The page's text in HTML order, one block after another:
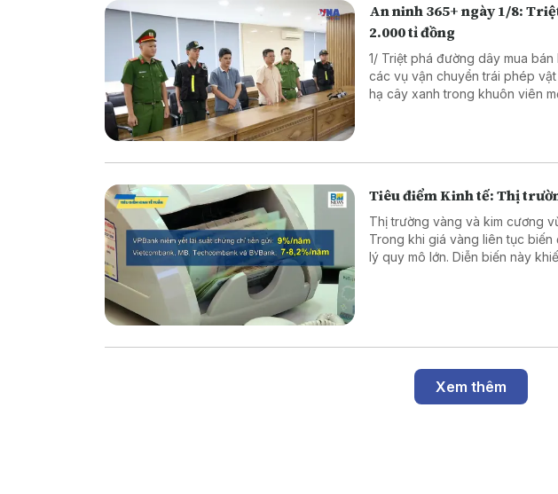
An ninh 365+ ngày 1/8:
2.000 tỉ đồng
1/ Triệt phá đường dây mua
các vụ vận chuyển trái phép vật liệu nổ qua
hạ cây xanh trong khuôn viên một xã ở Gia Lai 4/
Tiêu điểm Kinh tế: Thị
Thị trường vàng và kim cương
Trong khi giá vàng liên tục
lý quy mô lớn. Diễn biến này khiến nhiều người đặt ra câu hỏi về pháp lý và lựa
Xem thêm